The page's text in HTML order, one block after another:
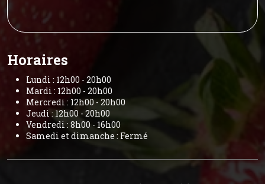
Horaires
Lundi : 12h00 - 20h00
Mardi : 12h00 - 20h00
Mercredi : 12h00 - 20h00
Jeudi : 12h00 - 20h00
Vendredi : 8h00 - 16h00
Samedi et dimanche : Fermé